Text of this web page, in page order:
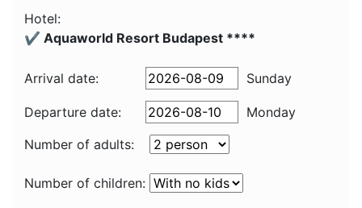
Hotel:
✔️ Aquaworld Resort Budapest ****
Arrival date: Sunday
Departure date:
Monday
Number of adults:
Number of children: